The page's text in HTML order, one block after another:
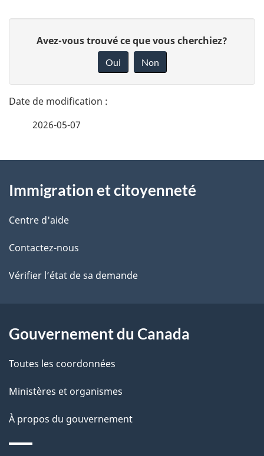
n
t
a
v
g
a
t
o
n
t
a
l
s
l
a
a
g
e
n
t
e
t
a
t
i
n
s
Avez-vous trouvé ce que vous cherchiez?
Oui Non
2026-05-07
propos
de
ce
site
Immigration et citoyenneté
Centre d'aide
Contactez-nous
Vérifier l’état de sa demande
Gouvernement du Canada
Toutes les coordonnées
Ministères et organismes
À propos du gouvernement